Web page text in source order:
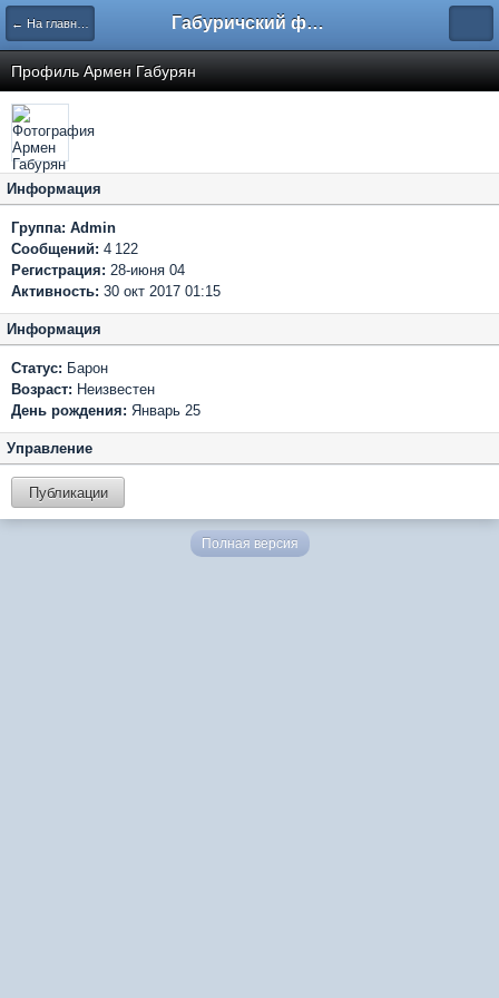
← На главную Габуричский форум
Профиль Армен Габурян
Информация
Группа: Admin
Сообщений: 4 122
Регистрация: 28-июня 04
Активность: 30 окт 2017 01:15
Информация
Статус: Барон
Возраст: Неизвестен
День рождения: Январь 25
Управление
Публикации
Полная версия